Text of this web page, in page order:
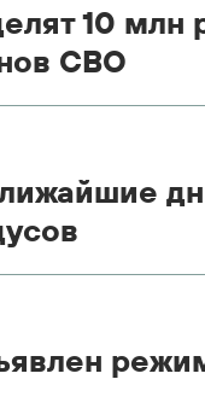
10 млн
СВО